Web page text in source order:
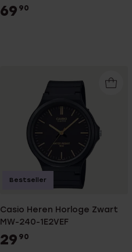
Goudkleurig AQ-230GA-
9DMQYES
69 90
Casio Heren Horloge Zwart
MW-240-1E2VEF
29 90
Bestseller